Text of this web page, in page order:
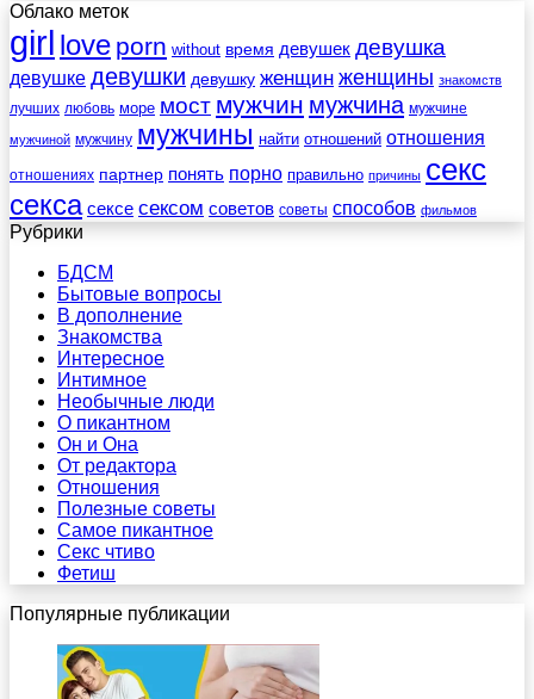
Облако меток
girl love porn without время девушек девушка
девушке девушки девушку женщин женщины знакомств
лучших любовь море мост мужчин мужчина мужчине
мужчиной мужчину мужчины найти отношений отношения
отношениях партнер понять порно правильно причины секс
секса сексе сексом советов советы способов фильмов
Рубрики
БДСМ
Бытовые вопросы
В дополнение
Знакомства
Интересное
Интимное
Необычные люди
О пикантном
Он и Она
От редактора
Отношения
Полезные советы
Самое пикантное
Секс чтиво
Фетиш
Популярные публикации